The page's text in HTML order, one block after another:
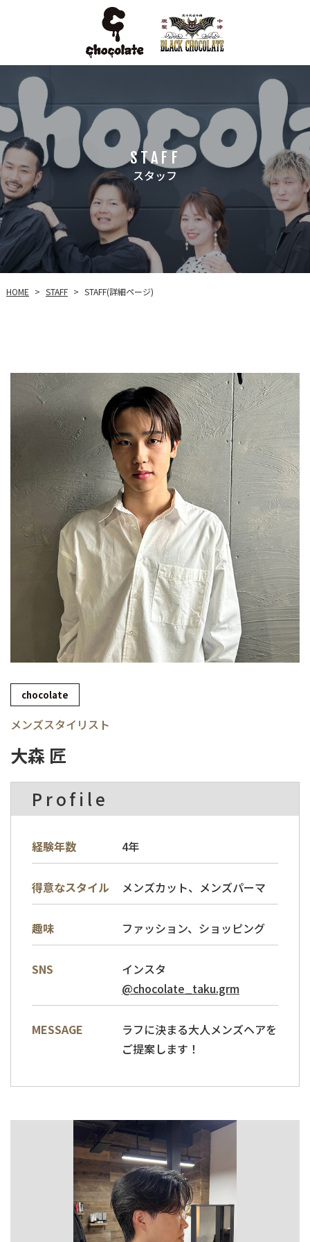
STAFF
スタッフ
HOME > STAFF > STAFF(詳細ページ)
chocolate
メンズスタイリスト
大森 匠
Profile
経験年数 4年
得意なスタイル メンズカット、メンズパーマ
趣味 ファッション、ショッピング
SNS インスタ
@chocolate_taku.grm
MESSAGE ラフに決まる大人メンズヘアを
ご提案します！